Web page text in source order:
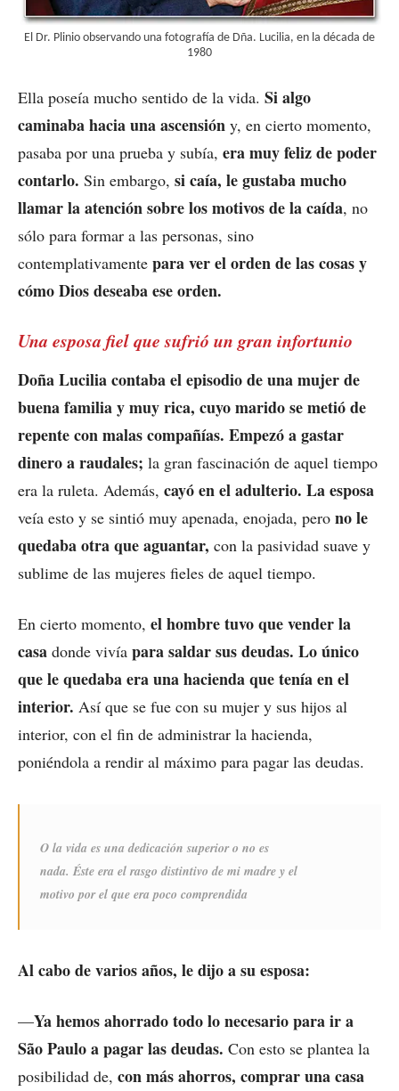
El Dr. Plinio observando una fotografía de Dña. Lucilia, en la década de
1980
Ella poseía mucho sentido de la vida. Si algo
caminaba hacia una ascensión y, en cierto momento,
pasaba por una prueba y subía, era muy feliz de poder
contarlo. Sin embargo, si caía, le gustaba mucho
llamar la atención sobre los motivos de la caída, no
sólo para formar a las personas, sino
contemplativamente para ver el orden de las cosas y
cómo Dios deseaba ese orden.
Una esposa fiel que sufrió un gran infortunio
Doña Lucilia contaba el episodio de una mujer de
buena familia y muy rica, cuyo marido se metió de
repente con malas compañías. Empezó a gastar
dinero a raudales; la gran fascinación de aquel tiempo
era la ruleta. Además, cayó en el adulterio. La esposa
veía esto y se sintió muy apenada, enojada, pero no le
quedaba otra que aguantar, con la pasividad suave y
sublime de las mujeres fieles de aquel tiempo.
En cierto momento, el hombre tuvo que vender la
casa donde vivía para saldar sus deudas. Lo único
que le quedaba era una hacienda que tenía en el
interior. Así que se fue con su mujer y sus hijos al
interior, con el fin de administrar la hacienda,
poniéndola a rendir al máximo para pagar las deudas.
O la vida es una dedicación superior o no es
nada. Éste era el rasgo distintivo de mi madre y el
motivo por el que era poco comprendida
Al cabo de varios años, le dijo a su esposa:
—Ya hemos ahorrado todo lo necesario para ir a
São Paulo a pagar las deudas. Con esto se plantea la
posibilidad de, con más ahorros, comprar una casa